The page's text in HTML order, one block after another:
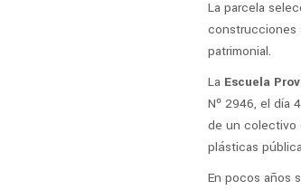
La parcela
construcciones
patrimonial.
La Escuela
Nº 2946, el día
de un colectivo
plásticas
En pocos años